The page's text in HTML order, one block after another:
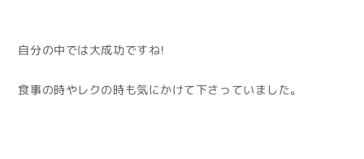
自分の中では大成功ですね！
食事の時やレクの時も気にかけて下さっていました。